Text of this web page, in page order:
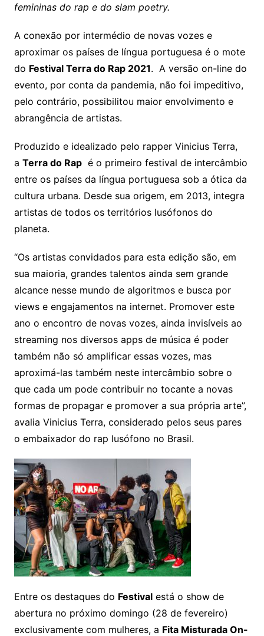
femininas do rap e do slam poetry.
A conexão por intermédio de novas vozes e
aproximar os países de língua portuguesa é o mote
do Festival Terra do Rap 2021. A versão on-line do
evento, por conta da pandemia, não foi impeditivo,
pelo contrário, possibilitou maior envolvimento e
abrangência de artistas.
Produzido e idealizado pelo rapper Vinicius Terra,
a Terra do Rapé o primeiro festival de intercâmbio
entre os países da língua portuguesa sob a ótica da
cultura urbana. Desde sua origem, em 2013, integra
artistas de todos os territórios lusófonos do
planeta.
“Os artistas convidados para esta edição são, em
sua maioria, grandes talentos ainda sem grande
alcance nesse mundo de algoritmos e busca por
views e engajamentos na internet. Promover este
ano o encontro de novas vozes, ainda invisíveis ao
streaming nos diversos apps de música é poder
também não só amplificar essas vozes, mas
aproximá-las também neste intercâmbio sobre o
que cada um pode contribuir no tocante a novas
formas de propagar e promover a sua própria arte”,
avalia Vinicius Terra, considerado pelos seus pares
o embaixador do rap lusófono no Brasil.
Entre os destaques do Festivalestá o show de
abertura no próximo domingo (28 de fevereiro)
exclusivamente com mulheres, a Fita Misturada On-